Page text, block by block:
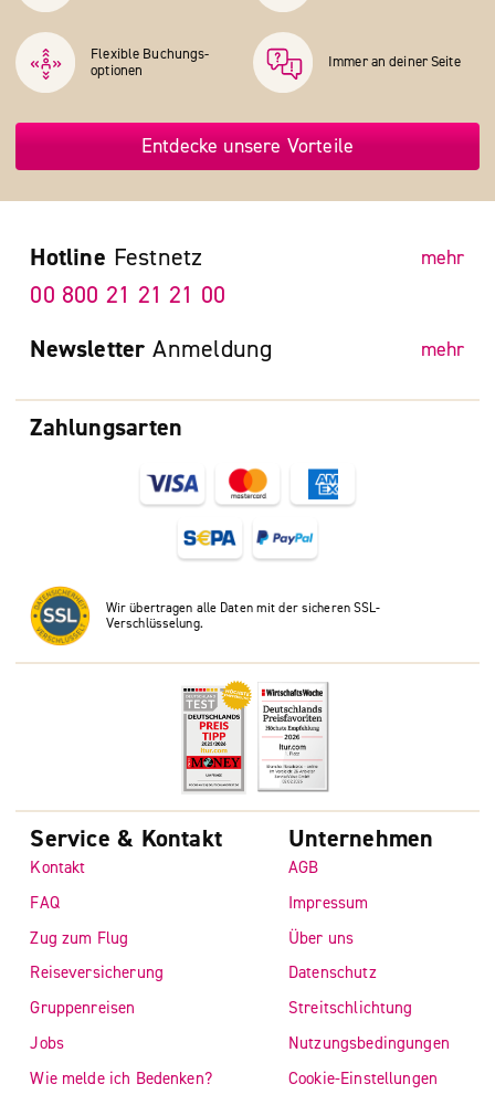
Flexible Buchungs­
optionen
Immer an deiner Seite
Entdecke unsere Vorteile
Zahlungsarten
Wir übertragen alle Daten mit der sicheren SSL-
Verschlüsselung.
Hotline Festnetz mehr
00 800 21 21 21 00
Newsletter Anmeldung mehr
Service & Kontakt
Kontakt
FAQ
Zug zum Flug
Reiseversicherung
Gruppenreisen
Jobs
Wie melde ich Bedenken?
Unternehmen
AGB
Impressum
Über uns
Datenschutz
Streitschlichtung
Nutzungsbedingungen
Cookie-Einstellungen